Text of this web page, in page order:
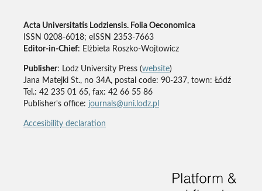
Acta Universitatis Lodziensis. Folia Oeconomica
ISSN 0208-6018; eISSN 2353-7663
Editor-in-Chief: Elżbieta Roszko-Wojtowicz
Publisher: Lodz University Press (website)
Jana Matejki St., no 34A, postal code: 90-237, town: Łódź
Tel.: 42 235 01 65, fax: 42 66 55 86
Publisher's office: journals@uni.lodz.pl
Accesibility declaration